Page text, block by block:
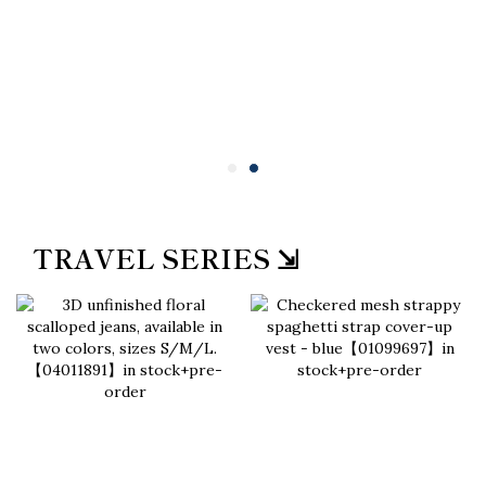
TRAVEL SERIES ⇲